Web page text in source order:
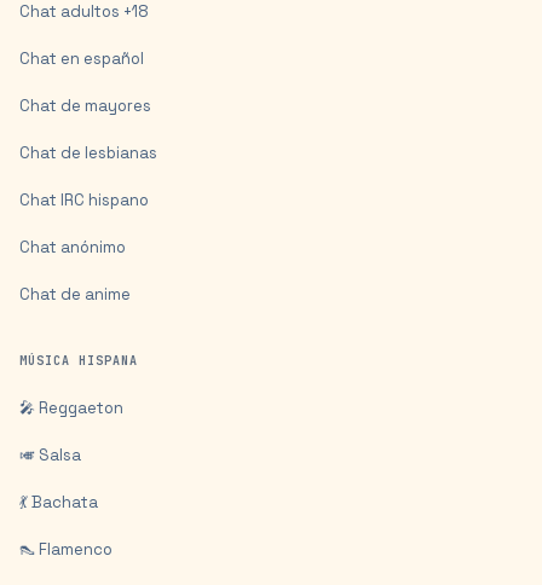
Chat adultos +18
Chat en español
Chat de mayores
Chat de lesbianas
Chat IRC hispano
Chat anónimo
Chat de anime
MÚSICA HISPANA
🎤 Reggaeton
🎺 Salsa
💃 Bachata
👠 Flamenco